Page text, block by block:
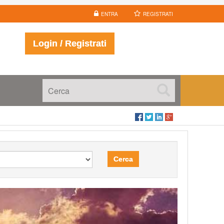
ENTRA REGISTRATI
Login / Registrati
Cerca